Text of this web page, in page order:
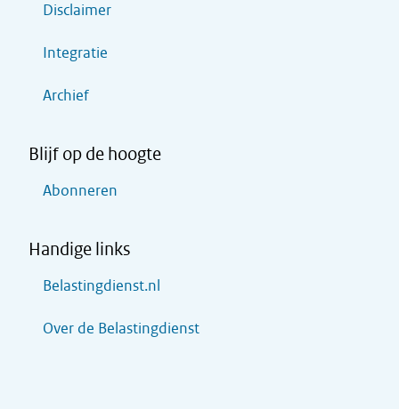
Disclaimer
Integratie
Archief
Blijf op de hoogte
Abonneren
Handige links
Belastingdienst.nl
Over de Belastingdienst